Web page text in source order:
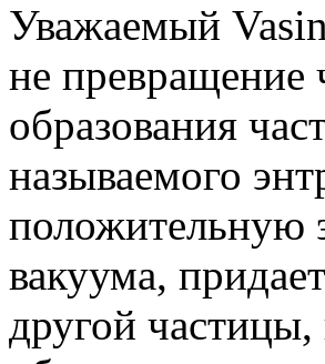
Уважаемый
не превращение
образования
называемого
положительную
вакуума,
другой